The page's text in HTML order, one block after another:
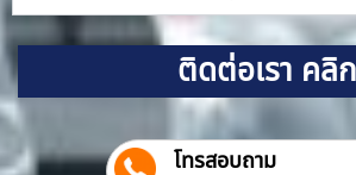
ติดต่อเรา คลิก
โทรสอบถาม